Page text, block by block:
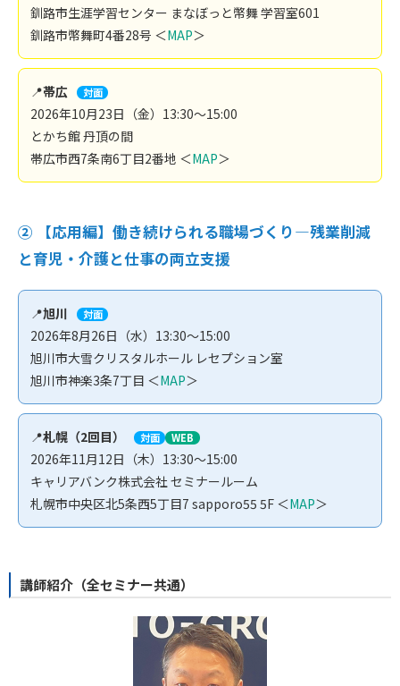
釧路市生涯学習センター まなぼっと幣舞 学習室601
釧路市幣舞町4番28号 ＜MAP＞
📍帯広 対面
2026年10月23日（金）13:30～15:00
とかち館 丹頂の間
帯広市西7条南6丁目2番地 ＜MAP＞
② 【応用編】 働き続けられる職場づくり―残業削減
と育児・介護と仕事の両立支援
📍旭川 対面
2026年8月26日（水）13:30～15:00
旭川市大雪クリスタルホール レセプション室
旭川市神楽3条7丁目 ＜MAP＞
📍札幌（2回目） 対面 WEB
2026年11月12日（木）13:30～15:00
キャリアバンク株式会社 セミナールーム
札幌市中央区北5条西5丁目7 sapporo55 5F ＜MAP＞
講師紹介（全セミナー共通）